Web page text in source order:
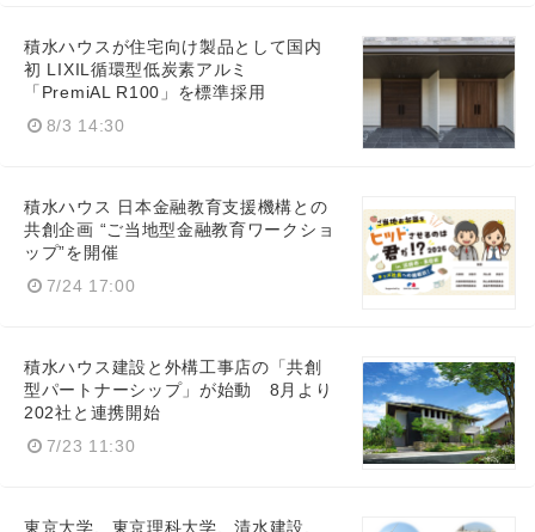
積水ハウスが住宅向け製品として国内
初 LIXIL循環型低炭素アルミ
「PremiAL R100」を標準採用
8/3 14:30
積水ハウス 日本金融教育支援機構との
共創企画 “ご当地型金融教育ワークショ
ップ”を開催
7/24 17:00
積水ハウス建設と外構工事店の「共創
型パートナーシップ」が始動 8月より
202社と連携開始
7/23 11:30
東京大学、東京理科大学、清水建設、